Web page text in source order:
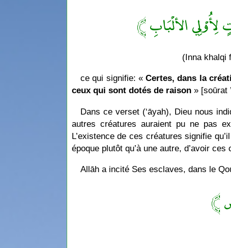
الألْبَابِ ﴾
(Inna khalqi
ce qui signifie: «Certes, dans la
ceux qui sont dotés de raison » [soūrat
Dans ce verset (‘āyah), Dieu nous
autres créatures auraient pu ne pas
L’existence de ces créatures signifie
époque plutôt qu’à une autre, d’avoir
Allāh a incité Ses esclaves, dans le
﴾